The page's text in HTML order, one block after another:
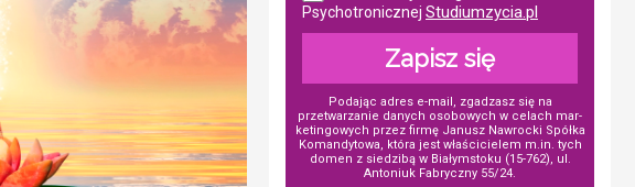
Psychotronicznej Studiumzycia.pl
Zapisz się
Podając adres e-mail, zgadzasz się na
przetwarzanie danych osobowych w ce­lach mar­
ke­tin­go­wych przez firmę Janusz Nawrocki Spółka
Komandytowa, która jest właścicielem m.in. tych
domen z siedzibą w Białymstoku (15-762), ul.
Antoniuk Fabryczny 55/24.